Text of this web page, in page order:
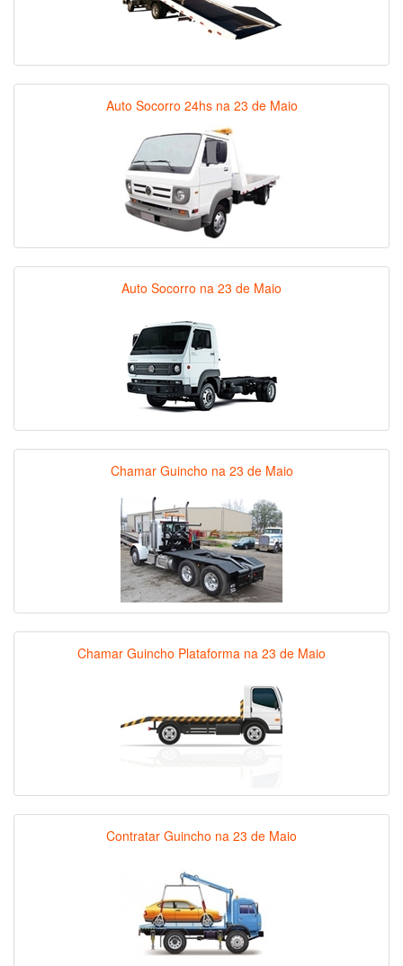
Auto Socorro 24hs na 23 de Maio
Auto Socorro na 23 de Maio
Chamar Guincho na 23 de Maio
Chamar Guincho Plataforma na 23 de Maio
Contratar Guincho na 23 de Maio